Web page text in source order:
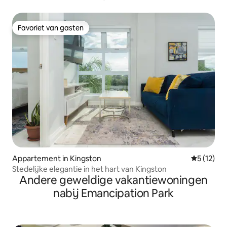
Favoriet van gasten
Favoriet van gasten
Appartement in Kingston
5 (12)
Stedelijke elegantie in het hart van Kingston
Andere geweldige vakantiewoningen
nabij Emancipation Park